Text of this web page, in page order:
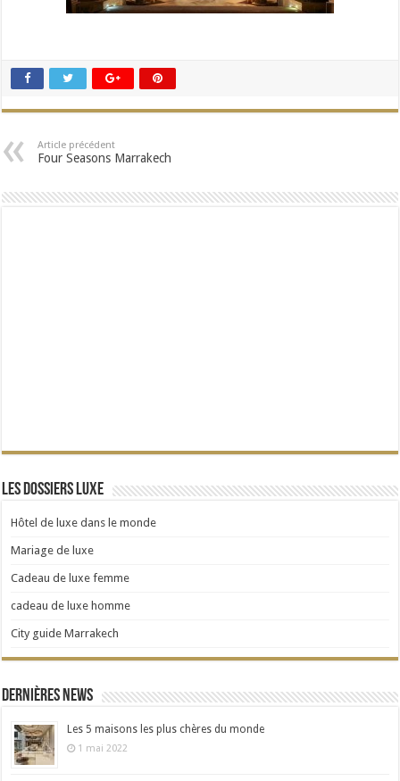
Article précédent
Four Seasons Marrakech
Les dossiers Luxe
Hôtel de luxe dans le monde
Mariage de luxe
Cadeau de luxe femme
cadeau de luxe homme
City guide Marrakech
Dernières news
Les 5 maisons les plus chères du monde
1 mai 2022